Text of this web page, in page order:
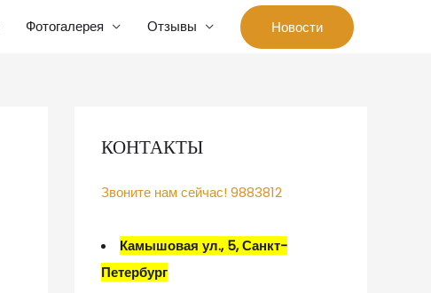
Фотогалерея Отзывы Новости
КОНТАКТЫ
Звоните нам сейчас! 9883812
Камышовая ул., 5, Санкт-
Петербург